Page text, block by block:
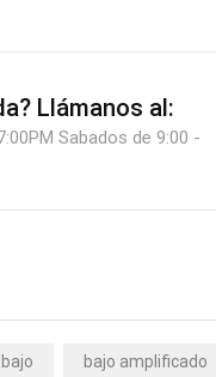
Llámanos al:
Sabados de 9:00 -
bajo bajo amplificado